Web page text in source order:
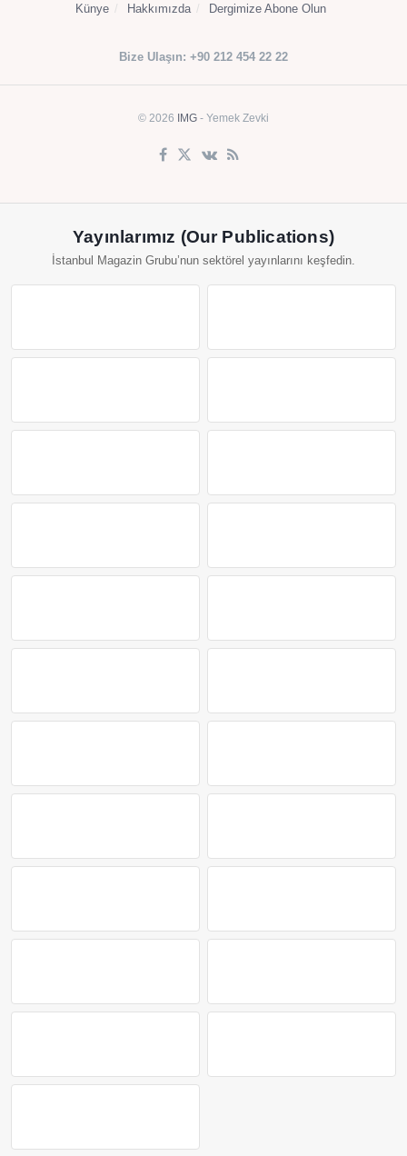
Künye Hakkımızda Dergimize Abone Olun
Bize Ulaşın: +90 212 454 22 22
© 2026 IMG - Yemek Zevki
Yayınlarımız (Our Publications)
İstanbul Magazin Grubu’nun sektörel yayınlarını keşfedin.